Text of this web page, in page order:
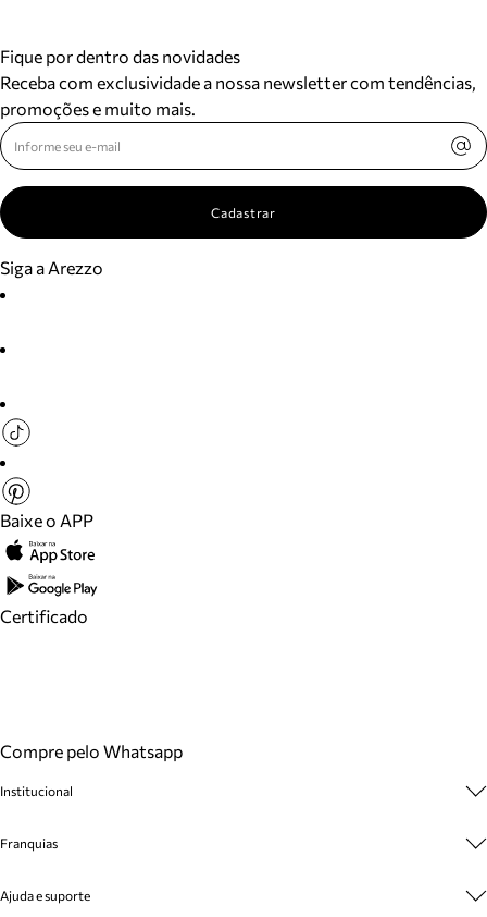
Fique por dentro das novidades
Receba com exclusividade a nossa newsletter com tendências,
promoções e muito mais.
Cadastrar
Siga a Arezzo
Baixe o APP
Certificado
Compre pelo Whatsapp
Institucional
Cashback
Venda Corporativa
Franquias
Plano de Negócio
Ajuda e suporte